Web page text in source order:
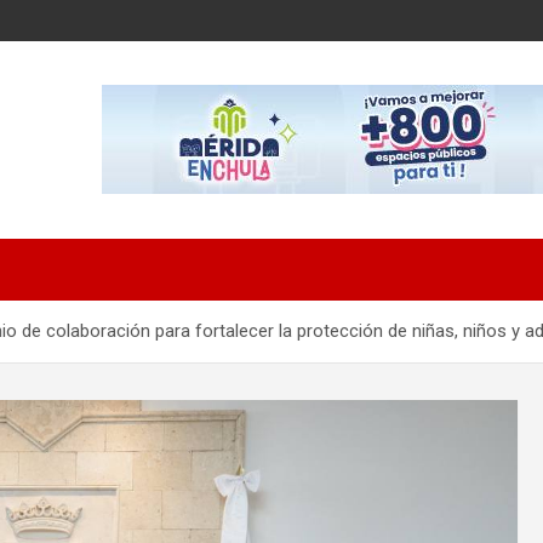
de colaboración para fortalecer la protección de niñas, niños y